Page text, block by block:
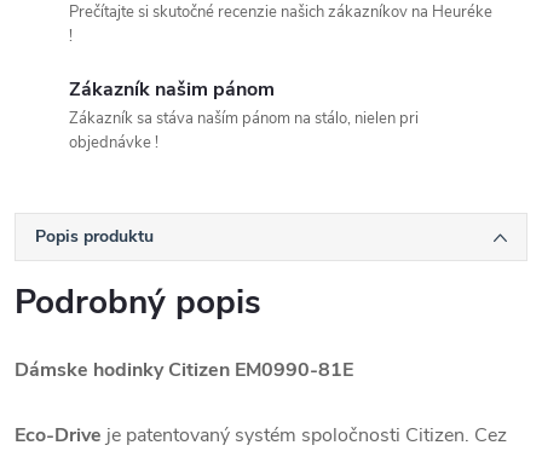
Prečítajte si skutočné recenzie našich zákazníkov na Heuréke
!
Zákazník našim pánom
Zákazník sa stáva naším pánom na stálo, nielen pri
objednávke !
Popis produktu
Podrobný popis
Dámske hodinky Citizen EM0990-81E
Eco-Drive je patentovaný systém spoločnosti Citizen. Cez